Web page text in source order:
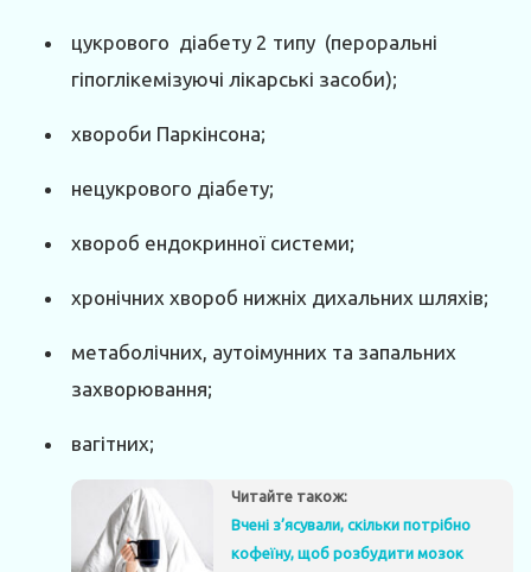
цукрового діабету 2 типу (пероральні
гіпоглікемізуючі лікарські засоби);
хвороби Паркінсона;
нецукрового діабету;
хвороб ендокринної системи;
хронічних хвороб нижніх дихальних шляхів;
метаболічних, аутоімунних та запальних
захворювання;
вагітних;
Читайте також:
Вчені з’ясували, скільки потрібно
кофеїну, щоб розбудити мозок